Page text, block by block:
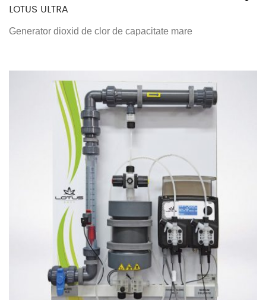
LOTUS ULTRA
Generator dioxid de clor de capacitate mare